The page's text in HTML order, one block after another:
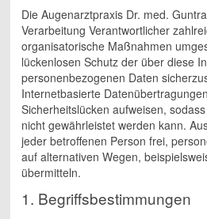
Die Augenarztpraxis Dr. med.
Verarbeitung Verantwortlicher
organisatorische Maßnahmen
lückenlosen Schutz der über diese
personenbezogenen Daten
Internetbasierte
Sicherheitslücken aufweisen,
nicht gewährleistet werden kann.
jeder betroffenen Person frei,
auf alternativen Wegen,
übermitteln.
1. Begriffsbestimmungen